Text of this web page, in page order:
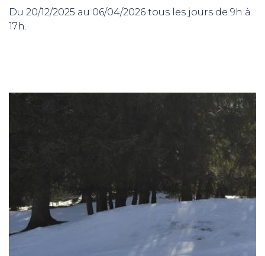
Du 20/12/2025 au 06/04/2026 tous les jours de 9h à
17h.